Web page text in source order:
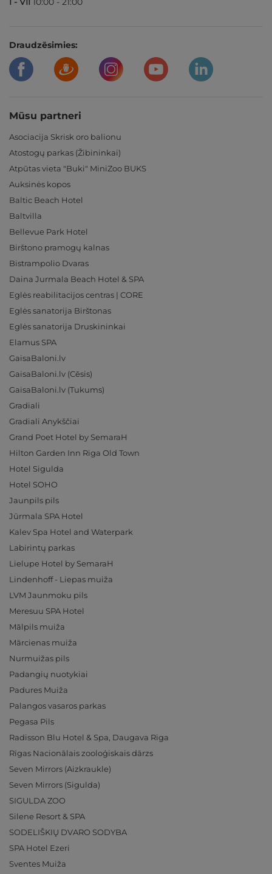
Draudzēsimies:
Mūsu partneri
Asociacija Skrisk oro balionu
Atostogų parkas (Žibininkai)
Atpūtas vieta "Buki" MiniZoo BUKS
Auksinės kopos
Baltic Beach Hotel
Baltvilla
Bellevue Park Hotel
Birštono pramogų kalnas
Bistrampolio Dvaras
Daina Jurmala Beach Hotel & SPA
Eglės reabilitacijos centras | CORE
Eglės sanatorija Birštonas
Eglės sanatorija Druskininkai
Elamus SPA
GaisaBaloni.lv
GaisaBaloni.lv (Cēsis)
GaisaBaloni.lv (Tukums)
Gradiali
Gradiali Anykščiai
Grand Poet Hotel by SemaraH
Hilton Garden Inn Riga Old Town
Hotel Sigulda
Hotel SOHO
Jaunpils pils
Jūrmala SPA Hotel
Kalev Spa Hotel and Waterpark
Labirintų parkas
Lielupe Hotel by SemaraH
Lindenhoff - Liepas muiža
LVM Jaunmoku pils
Meresuu SPA Hotel
Mālpils muiža
Mārcienas muiža
Nurmuižas pils
Padangių nuotykiai
Padures Muiža
Palangos vasaros parkas
Pegasa Pils
Radisson Blu Hotel & Spa, Daugava Riga
Rīgas Nacionālais zooloģiskais dārzs
Seven Mirrors (Aizkraukle)
Seven Mirrors (Sigulda)
SIGULDA ZOO
Silene Resort & SPA
SODELIŠKIŲ DVARO SODYBA
SPA Hotel Ezeri
Sventes Muiža